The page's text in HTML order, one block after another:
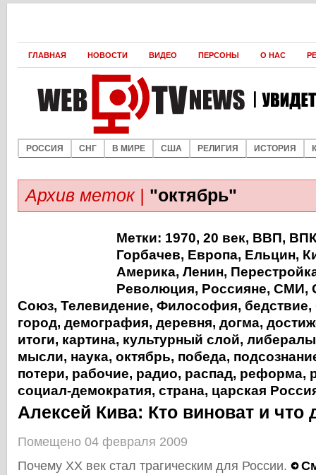
ГЛАВНАЯ НОВОСТИ ВИДЕО ПЕРСОНЫ О НАС
РОССИЯ СНГ В МИРЕ США РЕЛИГИЯ ИСТОРИЯ
Архив меток | "октябрь"
Метки: 1970, 20 век, ВВП,
Горбачев, Европа, Ельцин,
Америка, Ленин,
Революция, Россияне, СМИ,
Союз, Телевидение, Философия, бедствие,
город, демография, деревня, догма,
итоги, картина, культурный слой, либералы
мысли, наука, октябрь, победа,
потери, рабочие, радио, распад, реформа,
социал-демократия, страна, царская
Алексей Кива: Кто виноват и что
Помещено 04 февраля 2009
Почему XX век стал трагическим для России.